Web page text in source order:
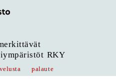
RKY
palaute